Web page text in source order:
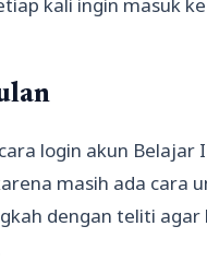
login akun Belajar
masih ada cara
dengan teliti